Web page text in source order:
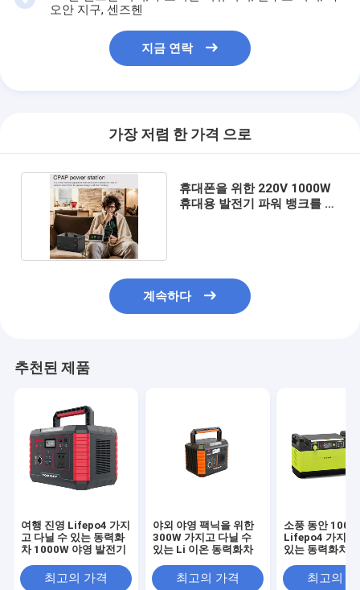
오안 지구, 센즈헨
지금 연락
가장 저렴 한 가격 으로
휴대폰을 위한 220V 1000W
휴대용 발전기 파워 뱅크를 코
계속하다
추천된 제품
여행 진영 Lifepo4 가지
고 다닐 수 있는 동력화
차 1000W 야영 발전기
최고의 가격
야외 야영 팩닉을 위한
300W 가지고 다닐 수
있는 Li 이온 동력화차
최고의 가격
소풍 동안
Lifepo4 가지고
있는 동력화차
최고의